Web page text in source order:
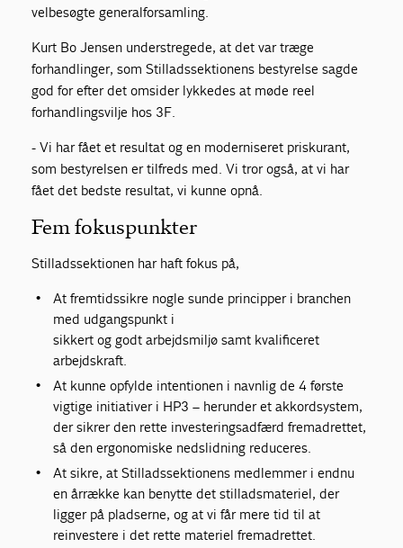
velbesøgte generalforsamling.
Kurt Bo Jensen understregede, at det var træge
forhandlinger, som Stilladssektionens bestyrelse sagde
god for efter det omsider lykkedes at møde reel
forhandlingsvilje hos 3F.
- Vi har fået et resultat og en moderniseret priskurant,
som bestyrelsen er tilfreds med. Vi tror også, at vi har
fået det bedste resultat, vi kunne opnå.
Fem fokuspunkter
Stilladssektionen har haft fokus på,
At fremtidssikre nogle sunde principper i branchen
med udgangspunkt i
sikkert og godt arbejdsmiljø samt kvalificeret
arbejdskraft.
At kunne opfylde intentionen i navnlig de 4 første
vigtige initiativer i HP3 – herunder et akkordsystem,
der sikrer den rette investeringsadfærd fremadrettet,
så den ergonomiske nedslidning reduceres.
At sikre, at Stilladssektionens medlemmer i endnu
en årrække kan benytte det stilladsmateriel, der
ligger på pladserne, og at vi får mere tid til at
reinvestere i det rette materiel fremadrettet.